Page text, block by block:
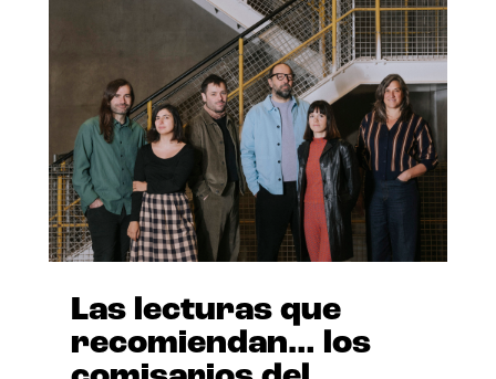
Las lecturas que
recomiendan… los